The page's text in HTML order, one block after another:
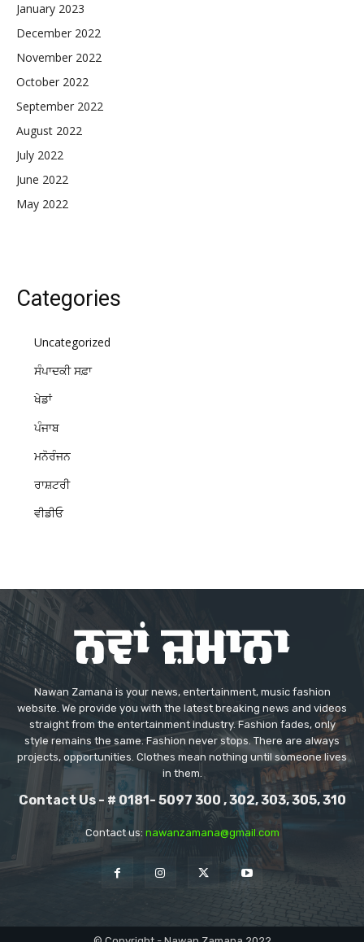
January 2023
December 2022
November 2022
October 2022
September 2022
August 2022
July 2022
June 2022
May 2022
Categories
Uncategorized
ਸੰਪਾਦਕੀ ਸਫ਼ਾ
ਖੇਡਾਂ
ਪੰਜਾਬ
ਮਨੋਰੰਜਨ
ਰਾਸ਼ਟਰੀ
ਵੀਡੀਓ
Nawan Zamana is your news, entertainment, music fashion
website. We provide you with the latest breaking news and videos
straight from the entertainment industry. Fashion fades, only
style remains the same. Fashion never stops. There are always
projects, opportunities. Clothes mean nothing until someone lives
in them.
Contact Us - # 0181- 5097 300 , 302, 303, 305, 310
Contact us: nawanzamana@gmail.com